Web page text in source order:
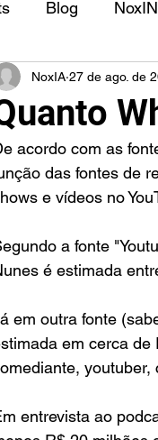
Blog
NoxIA 27 de ago. de
acordo com as
das fontes de
e vídeos no
a fonte
é estimada
em outra fonte
em cerca de
youtuber,
entrevista ao